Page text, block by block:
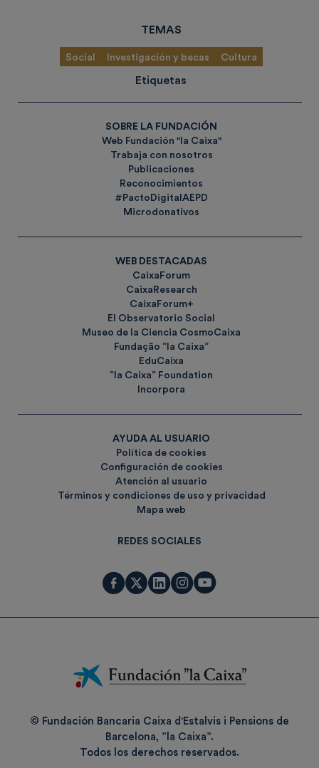
TEMAS
Social Investigación y becas Cultura
Etiquetas
SOBRE LA FUNDACIÓN
Web Fundación "la Caixa"
Trabaja con nosotros
Publicaciones
Reconocimientos
#PactoDigitalAEPD
Microdonativos
WEB DESTACADAS
CaixaForum
CaixaResearch
CaixaForum+
El Observatorio Social
Museo de la Ciencia CosmoCaixa
Fundação ”la Caixa”
EduCaixa
”la Caixa” Foundation
Incorpora
AYUDA AL USUARIO
Política de cookies
Configuración de cookies
Atención al usuario
Términos y condiciones de uso y privacidad
Mapa web
REDES SOCIALES
Fundación
La
© Fundación Bancaria Caixa d'Estalvis i Pensions de
Barcelona, ”la Caixa”.
Todos los derechos reservados.